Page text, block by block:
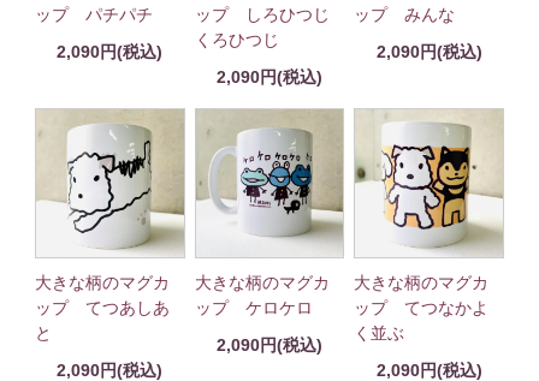
ップ パチパチ
2,090円(税込)
ップ しろひつじ
くろひつじ
2,090円(税込)
ップ みんな
2,090円(税込)
大きな柄のマグカ
ップ てつあしあ
と
2,090円(税込)
大きな柄のマグカ
ップ ケロケロ
2,090円(税込)
大きな柄のマグカ
ップ てつなかよ
く並ぶ
2,090円(税込)